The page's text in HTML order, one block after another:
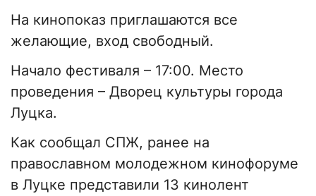
На кинопоказ приглашаются все
желающие, вход свободный.
Начало фестиваля – 17:00. Место
проведения – Дворец культуры города
Луцка.
Как сообщал СПЖ, ранее на
православном молодежном кинофоруме
в Луцке представили 13 кинолент